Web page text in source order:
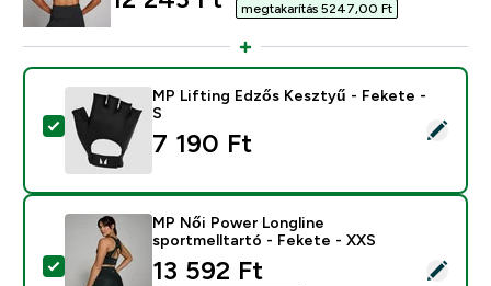
megtakarítás 5247,00 Ft‎
Termék kiválasztása - MP Lifting Edzős Kesztyű -
MP Lifting Edzős Kesztyű - Fekete -
S
7 190 Ft‎
Termék kiválasztása - MP Női Power Longline
MP Női Power Longline
sportmelltartó - Fekete - XXS
discounted price
13 592 Ft‎